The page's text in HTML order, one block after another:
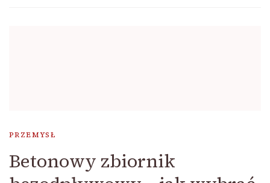
PRZEMYSŁ
Betonowy zbiornik